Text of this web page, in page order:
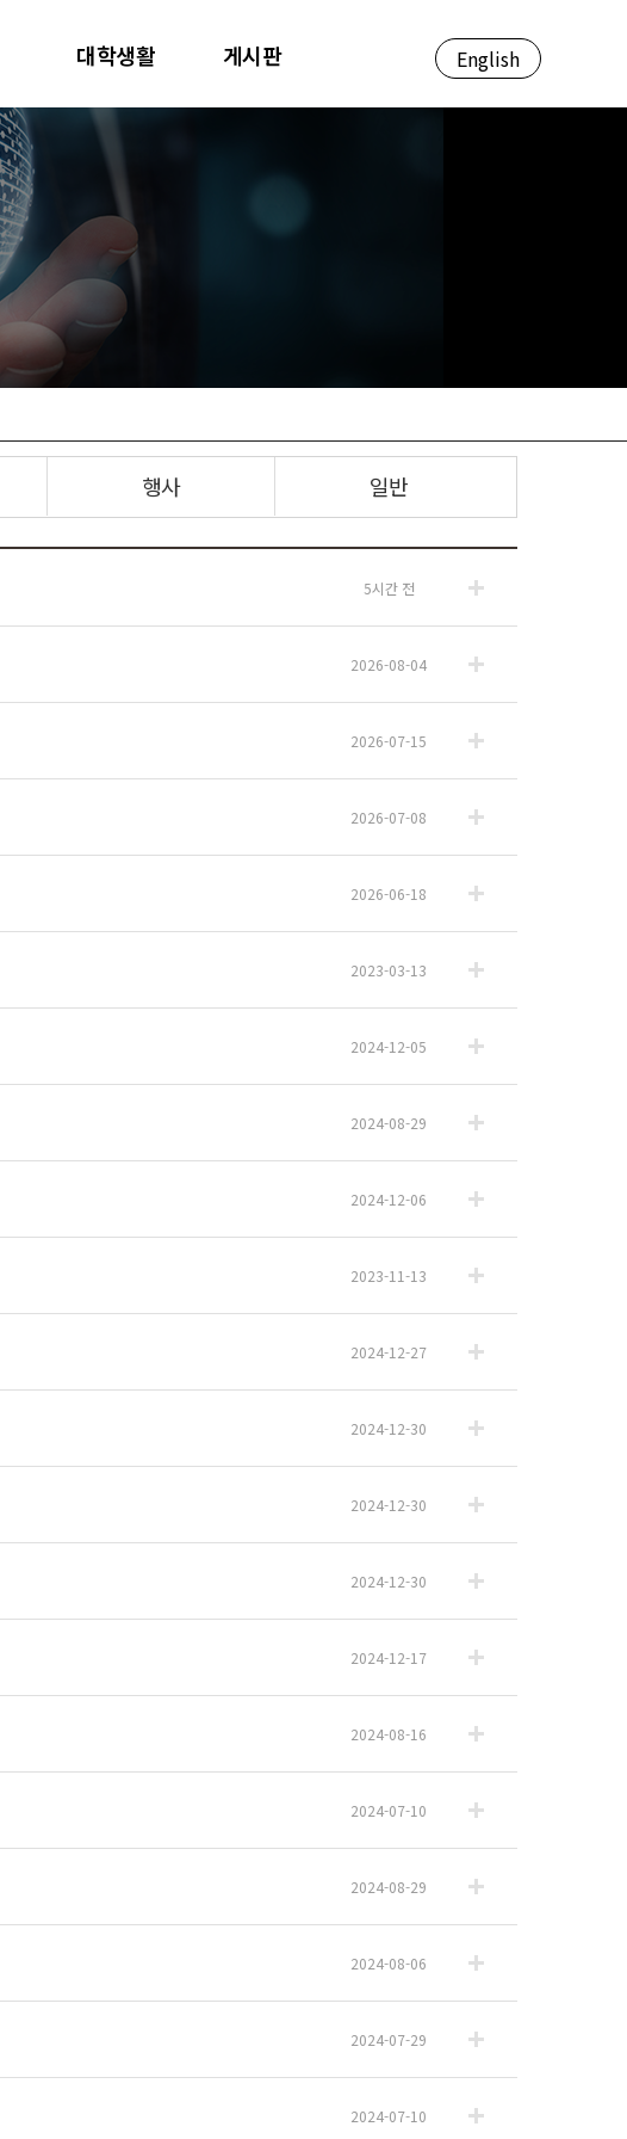
대학생활 게시판 English
행사 일반
5시간 전
2026-08-04
2026-07-15
2026-07-08
2026-06-18
2023-03-13
2024-12-05
2024-08-29
2024-12-06
2023-11-13
2024-12-27
2024-12-30
2024-12-30
2024-12-30
2024-12-17
2024-08-16
2024-07-10
2024-08-29
2024-08-06
2024-07-29
2024-07-10